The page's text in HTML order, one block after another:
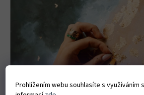
Prohlížením webu souhlasíte s využíváním